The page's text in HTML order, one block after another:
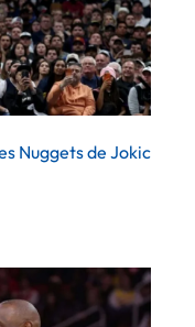
Nuggets de Jokic